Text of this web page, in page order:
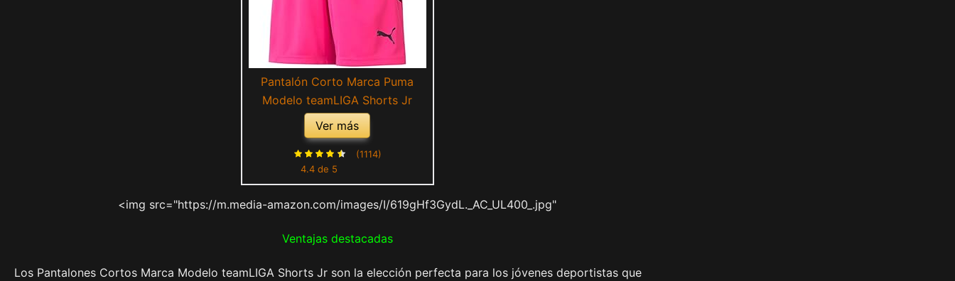
Pantalón Corto Marca Puma
Modelo teamLIGA Shorts Jr
Ver más
4.4 de 5
(1114)
<img src="https://m.media-amazon.com/images/I/619gHf3GydL._AC_UL400_.jpg"
Ventajas destacadas
Los Pantalones Cortos Marca Modelo teamLIGA Shorts Jr son la elección perfecta para los jóvenes deportistas que